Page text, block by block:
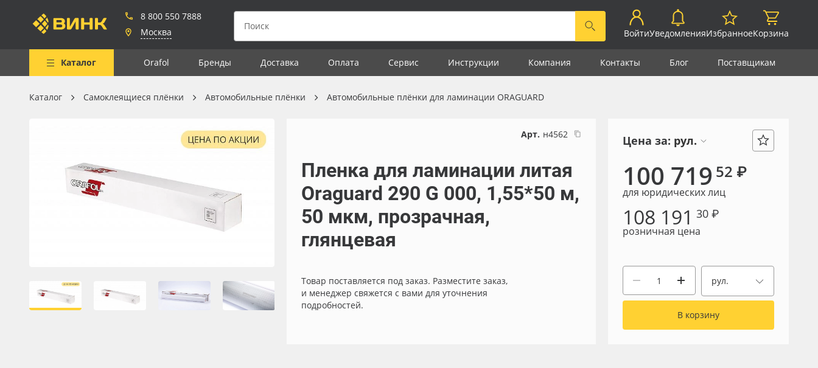
8 800 550 7888
Москва
ВойтиУведомленияИзбранноеКорзина
Каталог Orafol Бренды Доставка Оплата Сервис Инструкции Компания Контакты Блог Поставщикам
Весь каталог
Листовые материалы
Чернила
Сублимация и термотрансфер
Каталог Самоклеящиеся плёнки Автомобильные плёнки Автомобильные плёнки для ламинации ORAGUARD
Арт. н4562
Пленка для ламинации литая
Oraguard 290 G 000, 1,55*50 м,
50 мкм, прозрачная,
глянцевая
Товар поставляется под заказ. Разместите заказ,
и менеджер свяжется с вами для уточнения
подробностей.
Цена за: рул.
100 719 52 ₽
для юридических лиц
108 191 30 ₽
розничная цена
рул.
В корзину